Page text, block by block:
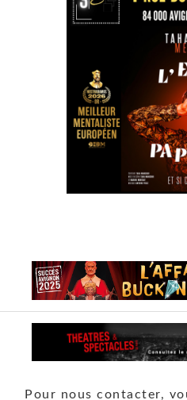
Pour nous contacter,